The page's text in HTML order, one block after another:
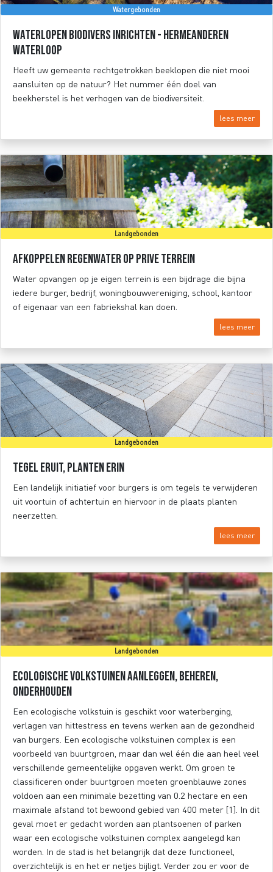
Watergebonden
Waterlopen biodivers inrichten - Hermeanderen
waterloop
Heeft uw gemeente rechtgetrokken beeklopen die niet mooi
aansluiten op de natuur? Het nummer één doel van
beekherstel is het verhogen van de biodiversiteit.
lees meer
Landgebonden
Afkoppelen regenwater op prive terrein
Water opvangen op je eigen terrein is een bijdrage die bijna
iedere burger, bedrijf, woningbouwvereniging, school, kantoor
of eigenaar van een fabriekshal kan doen.
lees meer
Landgebonden
Tegel eruit, planten erin
Een landelijk initiatief voor burgers is om tegels te verwijderen
uit voortuin of achtertuin en hiervoor in de plaats planten
neerzetten.
lees meer
Landgebonden
Ecologische volkstuinen aanleggen, beheren,
onderhouden
Een ecologische volkstuin is geschikt voor waterberging,
verlagen van hittestress en tevens werken aan de gezondheid
van burgers. Een ecologische volkstuinen complex is een
voorbeeld van buurtgroen, maar dan wel één die aan heel veel
verschillende gemeentelijke opgaven werkt. Om groen te
classificeren onder buurtgroen moeten groenblauwe zones
voldoen aan een minimale bezetting van 0.2 hectare en een
maximale afstand tot bewoond gebied van 400 meter [1]. In dit
geval moet er gedacht worden aan plantsoenen of parken
waar een ecologische volkstuinen complex aangelegd kan
worden. In de stad is het belangrijk dat deze functioneel,
overzichtelijk is en het er netjes bijligt. Verder zou er voor de